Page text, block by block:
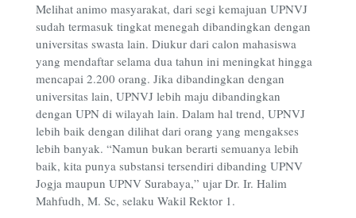
Melihat animo masyarakat, dari segi kemajuan UPNVJ
sudah termasuk tingkat menegah dibandingkan dengan
universitas swasta lain. Diukur dari calon mahasiswa
yang mendaftar selama dua tahun ini meningkat hingga
mencapai 2.200 orang. Jika dibandingkan dengan
universitas lain, UPNVJ lebih maju dibandingkan
dengan UPN di wilayah lain. Dalam hal trend, UPNVJ
lebih baik dengan dilihat dari orang yang mengakses
lebih banyak. “Namun bukan berarti semuanya lebih
baik, kita punya substansi tersendiri dibanding UPNV
Jogja maupun UPNV Surabaya,” ujar Dr. Ir. Halim
Mahfudh, M. Sc, selaku Wakil Rektor 1.